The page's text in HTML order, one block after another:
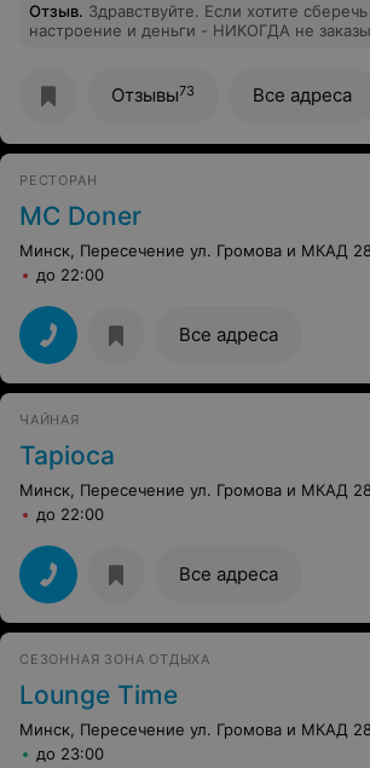
Отзыв. Здравствуйте. Если хотите
настроение и деньги - НИКОГДА не
креветки...много-много риса, салата и
соусов...Настолько все плохо, что нет
ЗАВЕДЕНИИ.
Отзывы73 Все адреса
РЕСТОРАН
MC Doner
Минск, Пересечение ул. Громова и МКАД
до 22:00
Все адреса
ЧАЙНАЯ
Tapioca
Минск, Пересечение ул. Громова и МКАД
до 22:00
Все адреса
СЕЗОННАЯ ЗОНА ОТДЫХА
Lounge Time
до 23:00